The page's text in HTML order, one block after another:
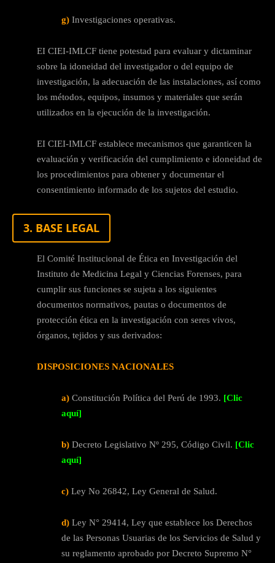
g) Investigaciones operativas.
EI CIEI-IMLCF tiene potestad para evaluar y dictaminar
sobre la idoneidad del investigador o del equipo de
investigación, la adecuación de las instalaciones, así como
los métodos, equipos, insumos y materiales que serán
utilizados en la ejecución de la investigación.
EI CIEI-IMLCF establece mecanismos que garanticen la
evaluación y verificación del cumplimiento e idoneidad de
los procedimientos para obtener y documentar el
consentimiento informado de los sujetos del estudio.
3. BASE LEGAL
El Comité Institucional de Ética en Investigación del
Instituto de Medicina Legal y Ciencias Forenses, para
cumplir sus funciones se sujeta a los siguientes
documentos normativos, pautas o documentos de
protección ética en la investigación con seres vivos,
órganos, tejidos y sus derivados:
DISPOSICIONES NACIONALES
a) Constitución Política del Perú de 1993. [Clic
aquí]
b) Decreto Legislativo Nº 295, Código Civil. [Clic
aquí]
c) Ley No 26842, Ley General de Salud.
d) Ley N° 29414, Ley que establece los Derechos
de las Personas Usuarias de los Servicios de Salud y
su reglamento aprobado por Decreto Supremo N°